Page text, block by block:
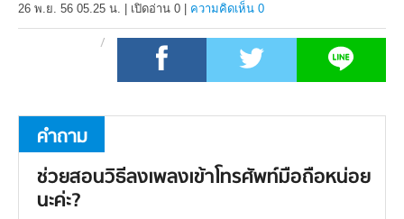
26 พ.ย. 56 05.25 น. เปิดอ่าน 0 ความคิดเห็น 0
คำถาม
ช่วยสอนวิธีลงเพลงเข้าโทรศัพท์มือถือหน่อย
นะค่ะ?